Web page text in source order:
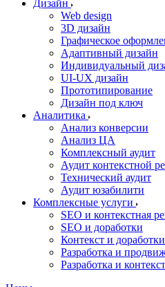
Дизайн
Web design
3D дизайн
Графическое
Адаптивный дизайн
Индивидуальный
UI‑UX дизайн
Прототипирование
Дизайн под ключ
Аналитика
Анализ конверсии
Анализ ЦА
Комплексный аудит
Аудит контекстной
Технический аудит
Аудит юзабилити
Комплексные услуги
SEO и контекстная
SEO и доработки
Контекст и доработки
Разработка и
Разработка и